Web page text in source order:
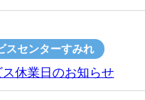
スセンターすみれ
休業日のお知らせ